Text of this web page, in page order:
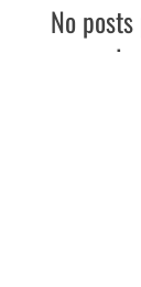
No